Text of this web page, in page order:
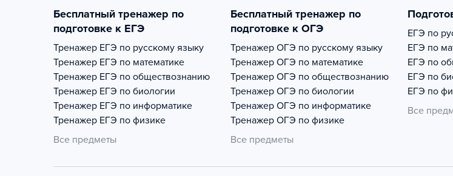
Бесплатный тренажер по
подготовке к ЕГЭ
Тренажер ЕГЭ по русскому языку
Тренажер ЕГЭ по математике
Тренажер ЕГЭ по обществознанию
Тренажер ЕГЭ по биологии
Тренажер ЕГЭ по информатике
Тренажер ЕГЭ по физике
Все предметы
Бесплатный тренажер по
подготовке к ОГЭ
Тренажер ОГЭ по русскому языку
Тренажер ОГЭ по математике
Тренажер ОГЭ по обществознанию
Тренажер ОГЭ по биологии
Тренажер ОГЭ по информатике
Тренажер ОГЭ по физике
Все предметы
ЕГЭ по
ЕГЭ по
ЕГЭ по
ЕГЭ по
ЕГЭ по
Все